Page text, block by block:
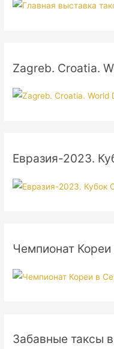
Zagreb. Croatia.
Евразия-2023.
Чемпионат
Забавные таксы